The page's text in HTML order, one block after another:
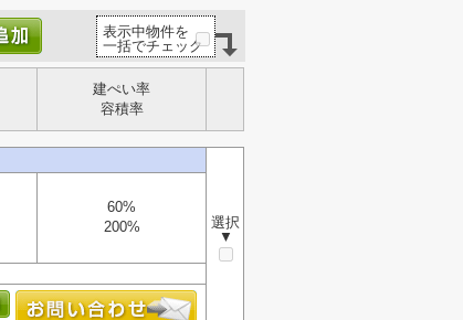
表示中物件を
一括でチェック
建ぺい率
容積率
選択
▼
60%
200%